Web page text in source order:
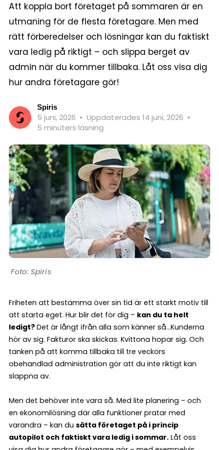
Att koppla bort företaget på sommaren är en
utmaning för de flesta företagare. Men med
rätt förberedelser och lösningar kan du faktiskt
vara ledig på riktigt – och slippa berget av
admin när du kommer tillbaka. Låt oss visa dig
hur andra företagare gör!
Spiris
5 juni, 2026 • Uppdaterades 14 juni, 2026 •
5 minuters läsning
Spiris
Friheten att bestämma över sin tid är ett starkt motiv till
att starta eget. Hur blir det för dig – kan du ta helt
ledigt? Det är långt ifrån alla som känner så…Kunderna
hör av sig. Fakturor ska skickas. Kvittona hopar sig. Och
tanken på att komma tillbaka till tre veckors
obehandlad administration gör att du inte riktigt kan
slappna av.
Men det behöver inte vara så. Med lite planering – och
en ekonomilösning där alla funktioner pratar med
varandra – kan du sätta företaget på i princip
autopilot och faktiskt vara ledig i sommar. Låt oss